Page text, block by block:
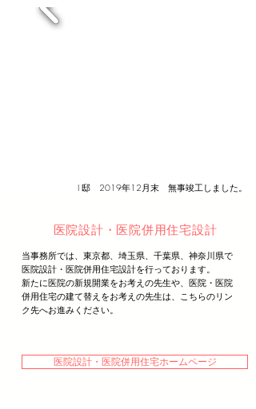
I 邸 2019年12月末 無事竣工しました。
​医院設計・医院併用住宅設計
​当事務所では、東京都、埼玉県、千葉県、神奈川県で
医院設計・医院併用住宅設計を行っております。
新たに医院の新規開業をお考えの先生や、医院・医院
併用住宅の建て替えをお考えの先生は、こちらのリン
ク先へお進みください。
医院設計・医院併用住宅ホームページ